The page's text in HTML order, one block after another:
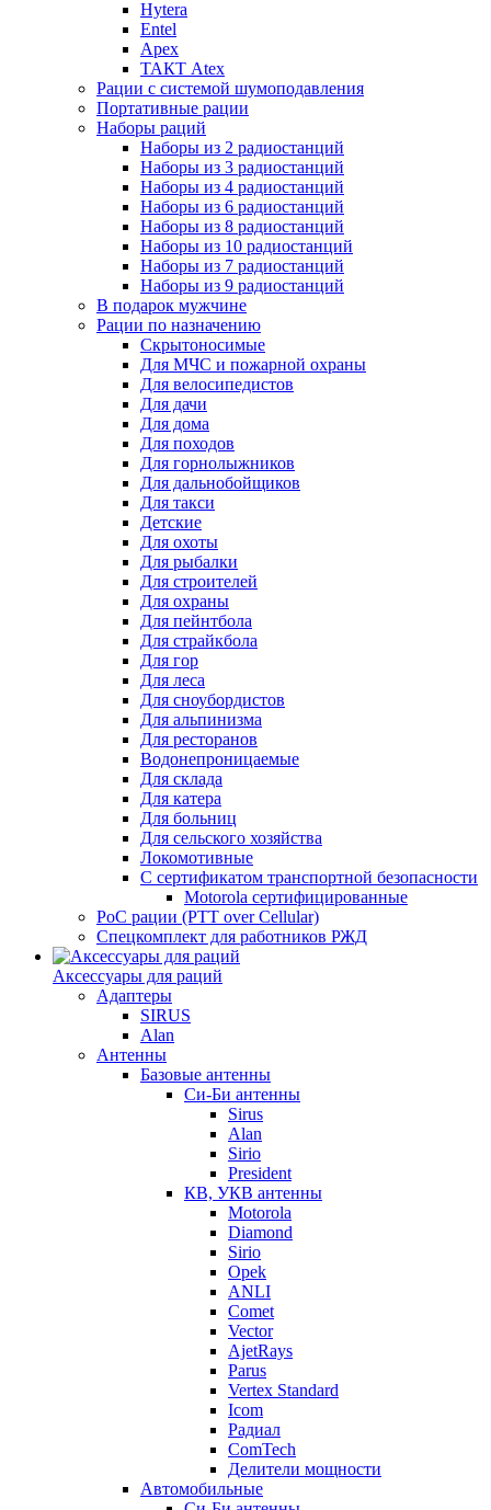
Hytera
Entel
Apex
ТАКТ Atex
Рации с системой шумоподавления
Портативные рации
Наборы раций
Наборы из 2 радиостанций
Наборы из 3 радиостанций
Наборы из 4 радиостанций
Наборы из 6 радиостанций
Наборы из 8 радиостанций
Наборы из 10 радиостанций
Наборы из 7 радиостанций
Наборы из 9 радиостанций
В подарок мужчине
Рации по назначению
Скрытоносимые
Для МЧС и пожарной охраны
Для велосипедистов
Для дачи
Для дома
Для походов
Для горнолыжников
Для дальнобойщиков
Для такси
Детские
Для охоты
Для рыбалки
Для строителей
Для охраны
Для пейнтбола
Для страйкбола
Для гор
Для леса
Для сноубордистов
Для альпинизма
Для ресторанов
Водонепроницаемые
Для склада
Для катера
Для больниц
Для сельского хозяйства
Локомотивные
С сертификатом транспортной безопасности
Motorola сертифицированные
PoC рации (PTT over Cellular)
Спецкомплект для работников РЖД
Аксессуары для раций
Адаптеры
SIRUS
Alan
Антенны
Базовые антенны
Си-Би антенны
Sirus
Alan
Sirio
President
КВ, УКВ антенны
Motorola
Diamond
Sirio
Opek
ANLI
Comet
Vector
AjetRays
Parus
Vertex Standard
Icom
Радиал
ComTech
Делители мощности
Автомобильные